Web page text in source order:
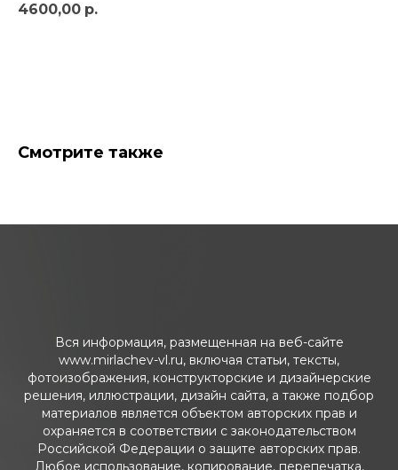
4600,00 р.
Смотрите также
Вся информация, размещенная на веб-сайте
www.mirlachev-vl.ru, включая статьи, тексты,
фотоизображения, конструкторские и дизайнерские
решения, иллюстрации, дизайн сайта, а также подбор
материалов является объектом авторских прав и
охраняется в соответствии с законодательством
Российской Федерации о защите авторских прав.
Любое использование, копирование, перепечатка,